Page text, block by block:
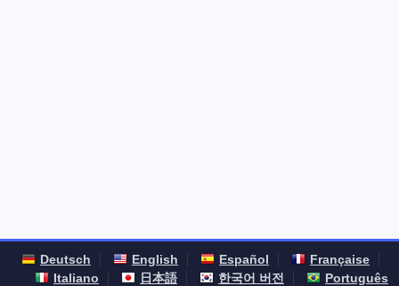
Deutsch English Español
Française
Italiano
日本語 한국어 버전 Português